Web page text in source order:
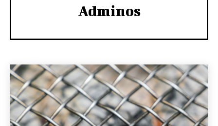
Adminos